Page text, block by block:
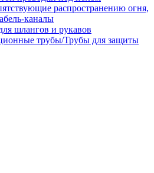
распространению огня,
каналы
шлангов и рукавов
трубы/Трубы для защиты